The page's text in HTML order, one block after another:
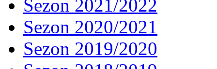
Sezon 2021/2022
Sezon 2020/2021
Sezon 2019/2020